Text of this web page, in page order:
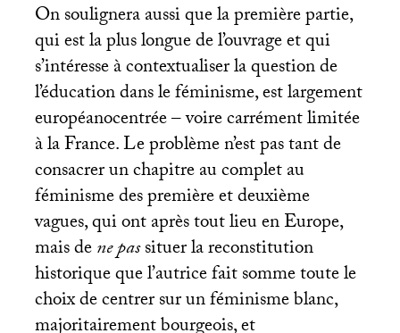
On soulignera aussi que la première partie,
qui est la plus longue de l’ouvrage et qui
s’intéresse à contextualiser la question de
l’éducation dans le féminisme, est largement
européanocentrée – voire carrément limitée
à la France. Le problème n’est pas tant de
consacrer un chapitre au complet au
féminisme des première et deuxième
vagues, qui ont après tout lieu en Europe,
mais dene passituer la reconstitution
historique que l’autrice fait somme toute le
choix de centrer sur un féminisme blanc,